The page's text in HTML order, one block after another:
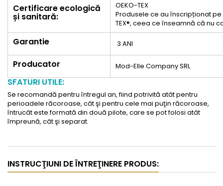
Certificare ecologică
și sanitară:
OEKO-TEX
Produsele ce au înscripționat
TEX®, ceea ce înseamnă că nu
Garantie 3 ANI
Producator Mod-Elle Company SRL
SFATURI UTILE:
Se recomandă pentru întregul an, fiind potrivită atât pentru
perioadele răcoroase, cât şi pentru cele mai puţin răcoroase,
întrucât este formată din două pilote, care se pot folosi atât
împreună, cât şi separat.
INSTRUCŢIUNI DE ÎNTREŢINERE PRODUS: